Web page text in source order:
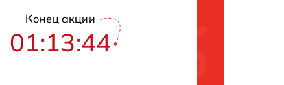
Конец акции
01:13:43